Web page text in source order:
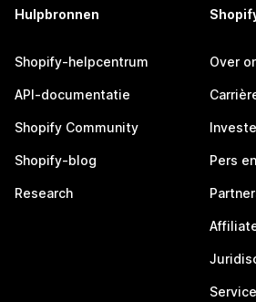
Hulpbronnen
Shopify-helpcentrum
API-documentatie
Shopify Community
Shopify-blog
Research
Over
Pers